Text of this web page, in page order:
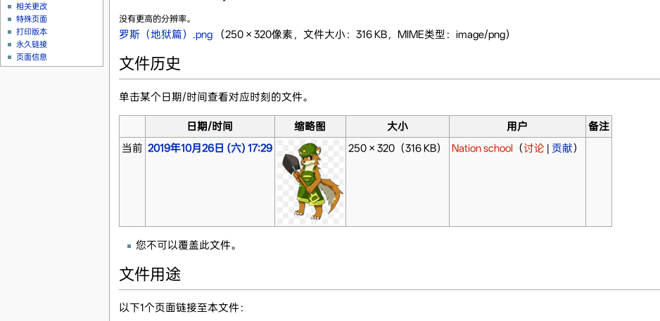
没有更高的分辨率。
罗斯（地狱篇）.png‎ （250 × 320像素，文件大小：316 KB，MIME类型：image/png）
文件历史
单击某个日期/时间查看对应时刻的文件。
日期/时间 缩略图 大小 用户
备注
当前 2019年10月26日 (六) 17:29 250 × 320（316 KB） Nation school （讨论| 贡献）
您不可以覆盖此文件。
文件用途
以下1个页面链接至本文件：
相关更改
特殊页面
打印版本
永久链接
页面信息